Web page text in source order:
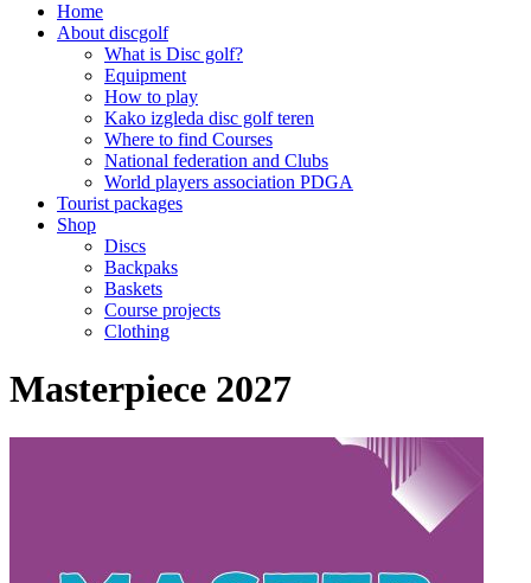
Home
About discgolf
What is Disc golf?
Equipment
How to play
Kako izgleda disc golf teren
Where to find Courses
National federation and Clubs
World players association PDGA
Tourist packages
Shop
Discs
Backpaks
Baskets
Course projects
Clothing
Masterpiece 2027